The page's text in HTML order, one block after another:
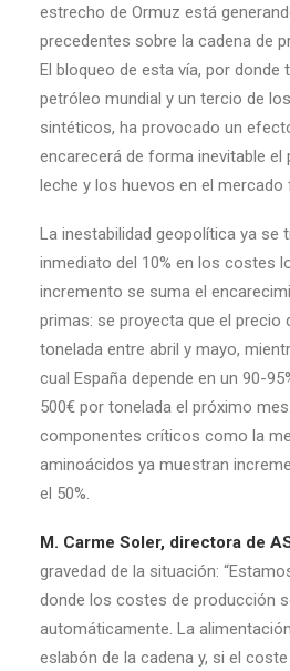
estrecho de Ormuz está
precedentes sobre la cadena de
El bloqueo de esta vía, por donde
petróleo mundial y un tercio de
sintéticos, ha provocado un
encarecerá de forma inevitable el
leche y los huevos en el mercado
La inestabilidad geopolítica ya se
inmediato del 10% en los costes
incremento se suma el
primas: se proyecta que el precio
tonelada entre abril y mayo,
cual España depende en un 90-
500€ por tonelada el próximo
componentes críticos como la
aminoácidos ya muestran
el 50%.
M. Carme Soler, directora de
gravedad de la situación:
donde los costes de producción
automáticamente. La
eslabón de la cadena y, si el